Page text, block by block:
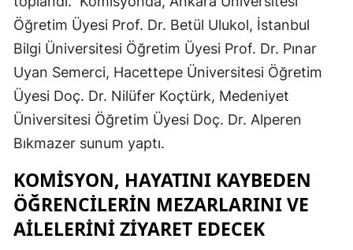
Eskişehir
Giresun
Isparta
Öğretim Üyesi Prof. Dr. Betül Ulukol, İstanbul
Bilgi Üniversitesi Öğretim Üyesi Prof. Dr. Pınar
Uyan Semerci, Hacettepe Üniversitesi Öğretim
Üyesi Doç. Dr. Nilüfer Koçtürk, Medeniyet
Üniversitesi Öğretim Üyesi Doç. Dr. Alperen
Bıkmazer sunum yaptı.
KOMISYON, HAYATINI KAYBEDEN
ÖĞRENCILERIN MEZARLARINI VE
AILELERINI ZIYARET EDECEK